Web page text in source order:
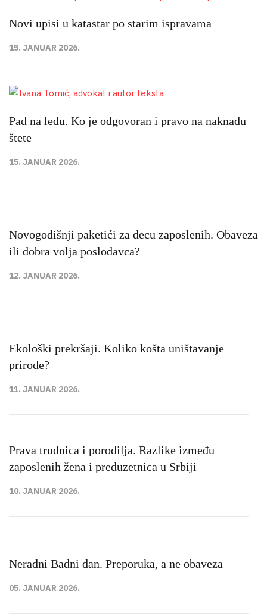
Novi upisi u katastar po starim ispravama
15. JANUAR 2026.
Pad na ledu. Ko je odgovoran i pravo na naknadu
štete
15. JANUAR 2026.
Novogodišnji paketići za decu zaposlenih. Obaveza
ili dobra volja poslodavca?
12. JANUAR 2026.
Ekološki prekršaji. Koliko košta uništavanje
prirode?
11. JANUAR 2026.
Prava trudnica i porodilja. Razlike između
zaposlenih žena i preduzetnica u Srbiji
10. JANUAR 2026.
Neradni Badni dan. Preporuka, a ne obaveza
05. JANUAR 2026.